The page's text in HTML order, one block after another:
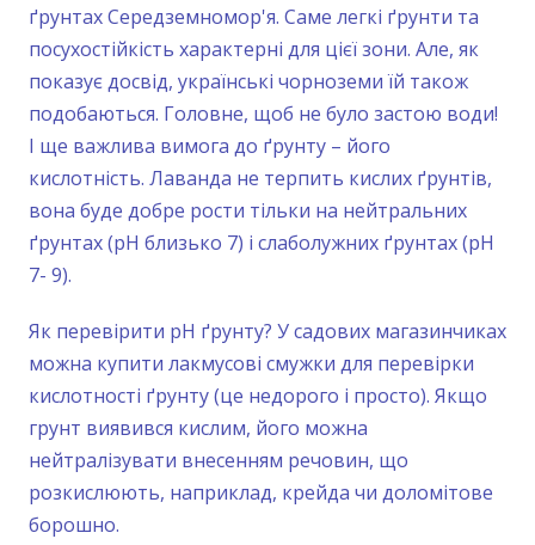
ґрунтах Середземномор'я. Саме легкі ґрунти та
посухостійкість характерні для цієї зони. Але, як
показує досвід, українські чорноземи їй також
подобаються. Головне, щоб не було застою води!
І ще важлива вимога до ґрунту – його
кислотність. Лаванда не терпить кислих ґрунтів,
вона буде добре рости тільки на нейтральних
ґрунтах (рН близько 7) і слаболужних ґрунтах (рН
7- 9).
Як перевірити pH ґрунту? У садових магазинчиках
можна купити лакмусові смужки для перевірки
кислотності ґрунту (це недорого і просто). Якщо
грунт виявився кислим, його можна
нейтралізувати внесенням речовин, що
розкислюють, наприклад, крейда чи доломітове
борошно.